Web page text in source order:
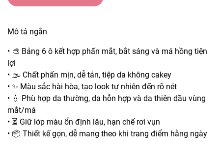
Mô tả ngắn
• 🎨 Bảng 6 ô kết hợp phấn mắt, bắt sáng và má hồng tiện
lợi
• 🌫️ Chất phấn mịn, dễ tán, tiệp da không cakey
• ✨ Màu sắc hài hòa, tạo look tự nhiên đến rõ nét
• 💧 Phù hợp da thường, da hỗn hợp và da thiên dầu vùng
mắt/má
• ⏳ Giữ lớp màu ổn định lâu, hạn chế rơi vụn
• 📦 Thiết kế gọn, dễ mang theo khi trang điểm hằng ngày